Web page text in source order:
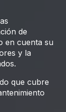
de
en cuenta su
y la
que cubre